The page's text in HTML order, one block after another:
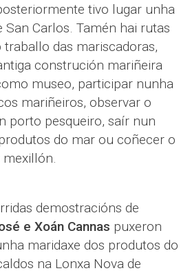
tivo lugar unha
San Carlos. Tamén hai rutas
das mariscadoras,
construción mariñeira
museo, participar nunha
mariñeiros, observar o
porto pesqueiro, saír nun
do mar ou coñecer o
demostracións de
e Xoán Cannas puxeron
maridaxe dos produtos do
na Lonxa Nova de